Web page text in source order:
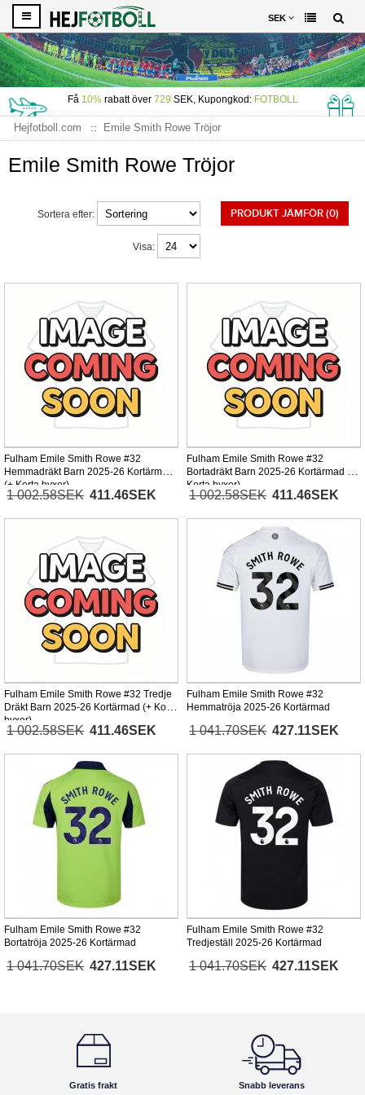
SEK
Få 10%rabatt över 729 SEK, Kupongkod: FOTBOLL
Hejfotboll.com Emile Smith Rowe Tröjor
Emile Smith Rowe Tröjor
PRODUKT JÄMFÖR (0)
Sortera efter:
Visa:
Fulham Emile Smith Rowe #32
Hemmadräkt Barn 2025-26 Kortärmad
(+ Korta byxor)
1 002.58SEK 411.46SEK
Fulham Emile Smith Rowe #32
Bortadräkt Barn 2025-26 Kortärmad (+
Korta byxor)
1 002.58SEK 411.46SEK
Fulham Emile Smith Rowe #32 Tredje
Dräkt Barn 2025-26 Kortärmad (+ Korta
byxor)
1 002.58SEK 411.46SEK
Fulham Emile Smith Rowe #32
Hemmatröja 2025-26 Kortärmad
1 041.70SEK 427.11SEK
Fulham Emile Smith Rowe #32
Bortatröja 2025-26 Kortärmad
1 041.70SEK 427.11SEK
Fulham Emile Smith Rowe #32
Tredjeställ 2025-26 Kortärmad
1 041.70SEK 427.11SEK
Gratis frakt Snabb leverans